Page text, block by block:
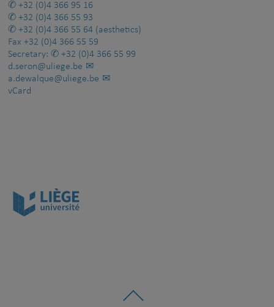
+32 (0)4 366 95 16
+32 (0)4 366 55 93
+32 (0)4 366 55 64 (aesthetics)
Fax +32 (0)4 366 55 59
Secretary:
+32 (0)4 366 55 99
d.seron@uliege.be
a.dewalque@uliege.be
vCard